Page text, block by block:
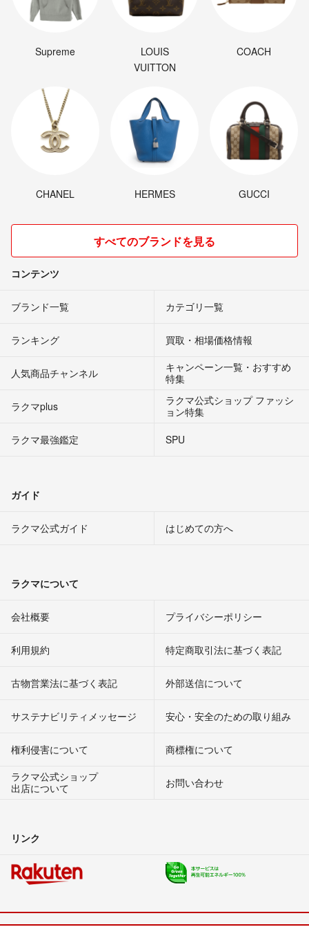
Supreme
LOUIS
VUITTON
COACH
CHANEL HERMES GUCCI
すべてのブランドを見る
コンテンツ
ブランド一覧 カテゴリ一覧
ランキング 買取・相場価格情報
人気商品チャンネル
キャンペーン一覧・おすすめ
特集
ラクマplus
ラクマ公式ショップ ファッシ
ョン特集
ラクマ最強鑑定
SPU
ガイド
ラクマ公式ガイド はじめての方へ
ラクマについて
会社概要 プライバシーポリシー
利用規約 特定商取引法に基づく表記
古物営業法に基づく表記 外部送信について
サステナビリティメッセージ 安心・安全のための取り組み
権利侵害について
商標権について
ラクマ公式ショップ
出店について
お問い合わせ
リンク